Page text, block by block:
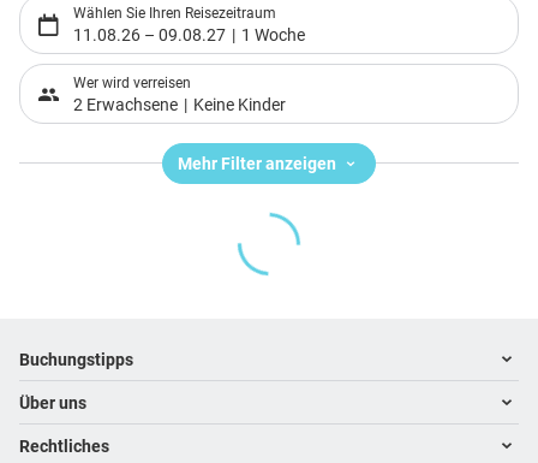
Wählen Sie Ihren Reisezeitraum
11.08.26 – 09.08.27 1 Woche
Wer wird verreisen
2 Erwachsene Keine Kinder
Mehr Filter anzeigen
Footer navigation
Buchungstipps
Warum im Reisebüro buchen
Hoteltipps
Über uns
Kontakt
Rechtliches